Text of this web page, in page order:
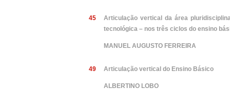
45
Articulação vertical da área
tecnológica – nos três ciclos do ensino
MANUEL AUGUSTO FERREIRA
49 Articulação vertical do Ensino Básico
ALBERTINO LOBO